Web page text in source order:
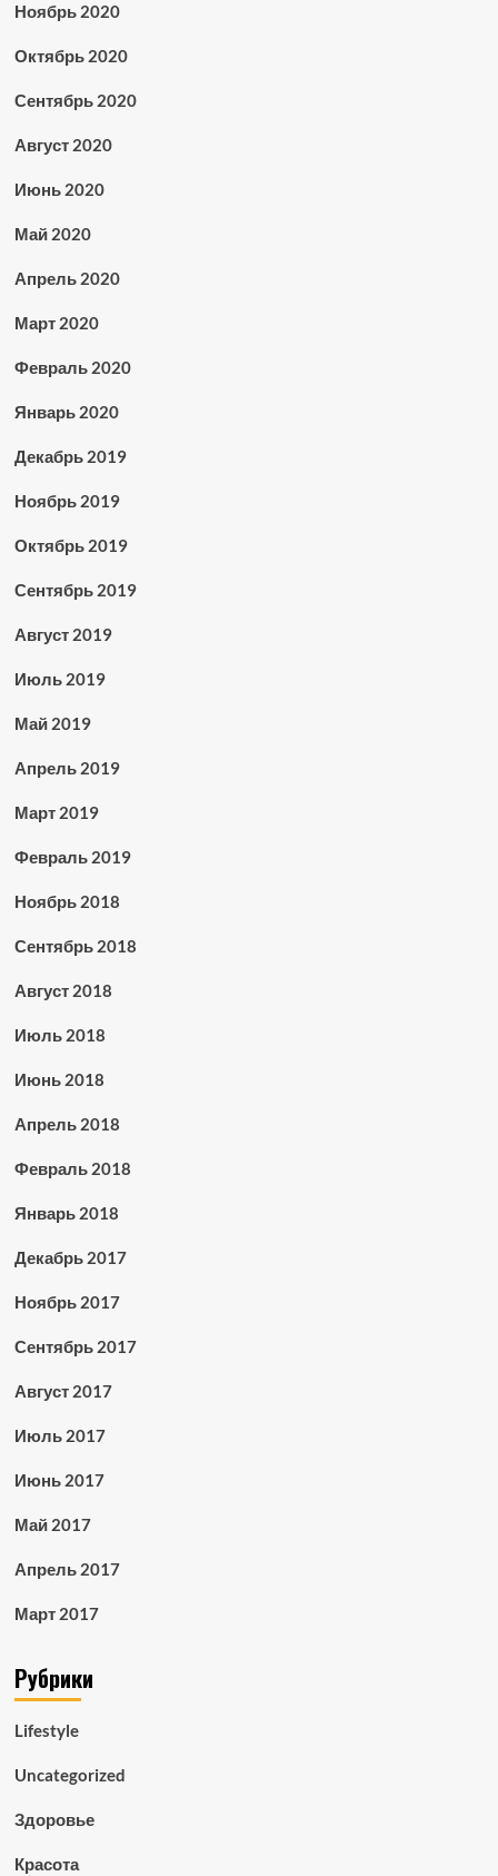
Ноябрь 2020
Октябрь 2020
Сентябрь 2020
Август 2020
Июнь 2020
Май 2020
Апрель 2020
Март 2020
Февраль 2020
Январь 2020
Декабрь 2019
Ноябрь 2019
Октябрь 2019
Сентябрь 2019
Август 2019
Июль 2019
Май 2019
Апрель 2019
Март 2019
Февраль 2019
Ноябрь 2018
Сентябрь 2018
Август 2018
Июль 2018
Июнь 2018
Апрель 2018
Февраль 2018
Январь 2018
Декабрь 2017
Ноябрь 2017
Сентябрь 2017
Август 2017
Июль 2017
Июнь 2017
Май 2017
Апрель 2017
Март 2017
Рубрики
Lifestyle
Uncategorized
Здоровье
Красота